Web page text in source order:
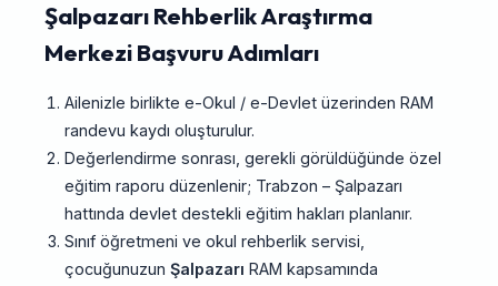
Şalpazarı Rehberlik Araştırma
Merkezi Başvuru Adımları
Ailenizle birlikte e-Okul / e-Devlet üzerinden RAM
randevu kaydı oluşturulur.
Değerlendirme sonrası, gerekli görüldüğünde özel
eğitim raporu düzenlenir; Trabzon – Şalpazarı
hattında devlet destekli eğitim hakları planlanır.
Sınıf öğretmeni ve okul rehberlik servisi,
çocuğunuzun Şalpazarı RAM kapsamında